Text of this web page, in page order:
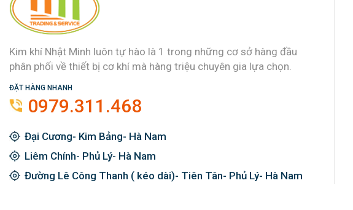
Kim khí Nhật Minh luôn tự hào là 1 trong những cơ sở hàng đầu
phân phối về thiết bị cơ khí mà hàng triệu chuyên gia lựa chọn.
ĐẶT HÀNG NHANH
0979.311.468
Đại Cương- Kim Bảng- Hà Nam
Liêm Chính- Phủ Lý- Hà Nam
Đường Lê Công Thanh ( kéo dài)- Tiên Tân- Phủ Lý- Hà Nam